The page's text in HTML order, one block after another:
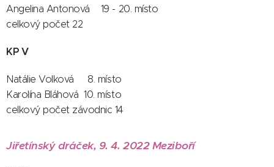
Angelina Antonová 19 - 20. místo
celkový počet 22
KP V
Natálie Volková 8. místo
Karolína Bláhová 10. místo
celkový počet závodnic 14
Jiřetínský dráček, 9. 4. 2022 Meziboří